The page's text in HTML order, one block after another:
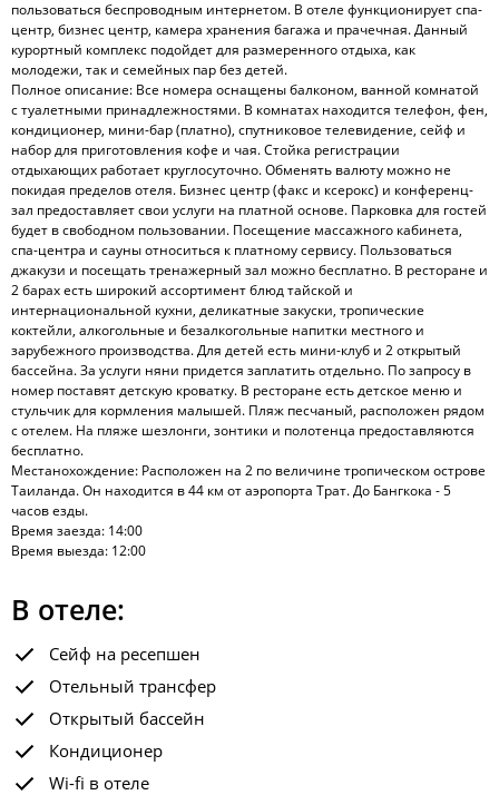
пользоваться беспроводным интернетом. В отеле функционирует спа-
центр, бизнес центр, камера хранения багажа и прачечная. Данный
курортный комплекс подойдет для размеренного отдыха, как
молодежи, так и семейных пар без детей.
Полное описание: Все номера оснащены балконом, ванной комнатой
с туалетными принадлежностями. В комнатах находится телефон, фен,
кондиционер, мини-бар (платно), спутниковое телевидение, сейф и
набор для приготовления кофе и чая. Стойка регистрации
отдыхающих работает круглосуточно. Обменять валюту можно не
покидая пределов отеля. Бизнес центр (факс и ксерокс) и конференц-
зал предоставляет свои услуги на платной основе. Парковка для гостей
будет в свободном пользовании. Посещение массажного кабинета,
спа-центра и сауны относиться к платному сервису. Пользоваться
джакузи и посещать тренажерный зал можно бесплатно. В ресторане и
2 барах есть широкий ассортимент блюд тайской и
интернациональной кухни, деликатные закуски, тропические
коктейли, алкогольные и безалкогольные напитки местного и
зарубежного производства. Для детей есть мини-клуб и 2 открытый
бассейна. За услуги няни придется заплатить отдельно. По запросу в
номер поставят детскую кроватку. В ресторане есть детское меню и
стульчик для кормления малышей. Пляж песчаный, расположен рядом
с отелем. На пляже шезлонги, зонтики и полотенца предоставляются
бесплатно.
Местанохождение: Расположен на 2 по величине тропическом острове
Таиланда. Он находится в 44 км от аэропорта Трат. До Бангкока - 5
часов езды.
Время заезда: 14:00
Время выезда: 12:00
В отеле:
Сейф на ресепшен
Отельный трансфер
Открытый бассейн
Кондиционер
Wi-fi в отеле